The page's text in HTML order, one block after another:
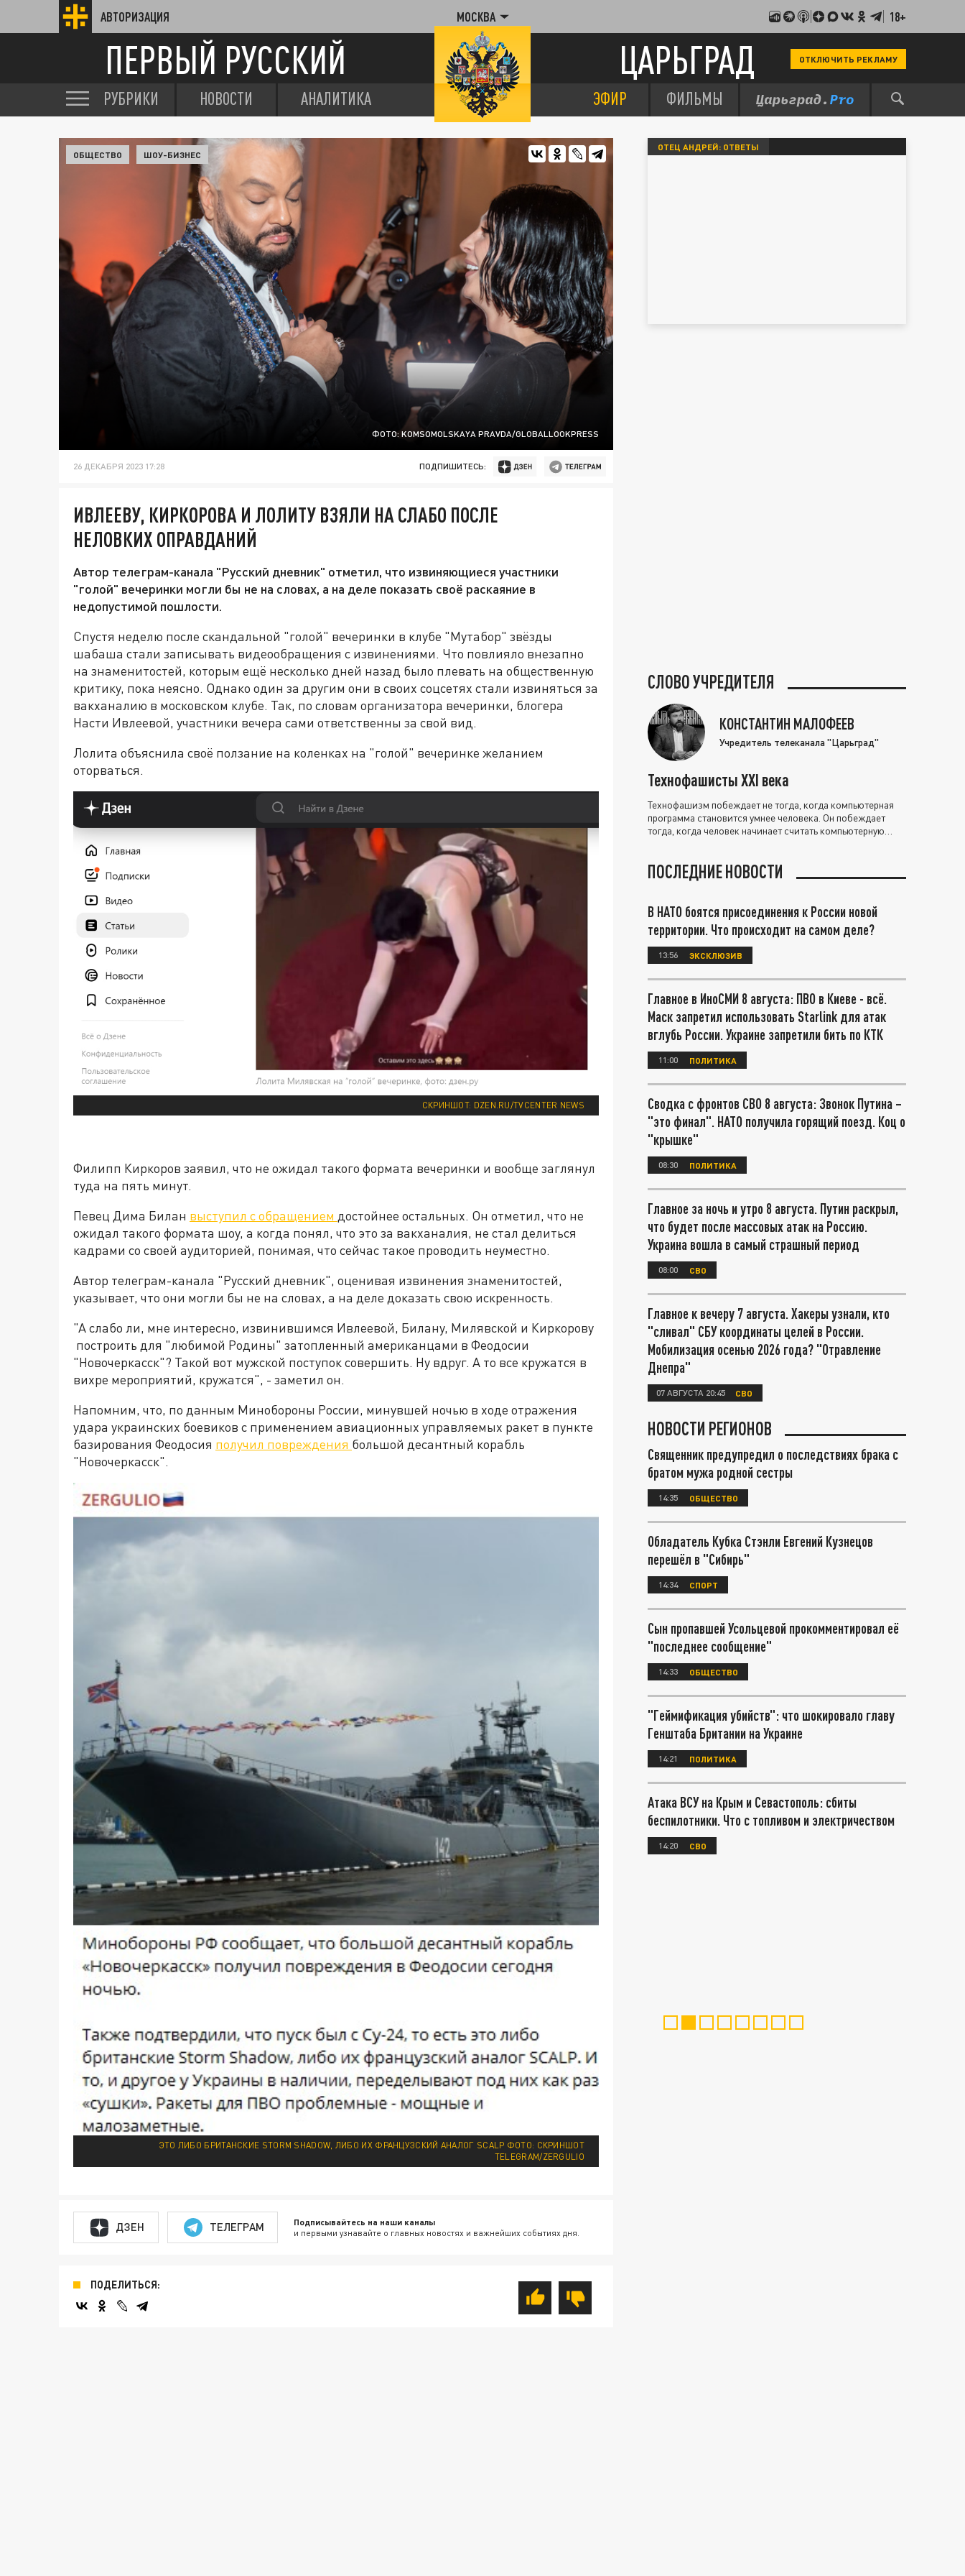
АВТОРИЗАЦИЯ МОСКВА 18+
ПЕРВЫЙ РУССКИЙ ЦАРЬГРАД ОТКЛЮЧИТЬ РЕКЛАМУ
РУБРИКИ НОВОСТИ АНАЛИТИКА ЭФИР ФИЛЬМЫ
ФОТО: KOMSOMOLSKAYA PRAVDA/GLOBALLOOKPRESS
ОБЩЕСТВО ШОУ-БИЗНЕС
26 ДЕКАБРЯ 2023 17:28 ПОДПИШИТЕСЬ:
ИВЛЕЕВУ, КИРКОРОВА И ЛОЛИТУ ВЗЯЛИ НА СЛАБО ПОСЛЕ
НЕЛОВКИХ ОПРАВДАНИЙ
Автор телеграм-канала "Русский дневник" отметил, что извиняющиеся участники
"голой" вечеринки могли бы не на словах, а на деле показать своё раскаяние в
недопустимой пошлости.
Спустя неделю после скандальной "голой" вечеринки в клубе "Мутабор" звёзды
шабаша стали записывать видеообращения с извинениями. Что повлияло внезапно
на знаменитостей, которым ещё несколько дней назад было плевать на общественную
критику, пока неясно. Однако один за другим они в своих соцсетях стали извиняться за
вакханалию в московском клубе. Так, по словам организатора вечеринки, блогера
Насти Ивлеевой, участники вечера сами ответственны за свой вид.
Лолита объяснила своё ползание на коленках на "голой" вечеринке желанием
оторваться.
СКРИНШОТ: DZEN.RU/TVCENTER NEWS
Филипп Киркоров заявил, что не ожидал такого формата вечеринки и вообще заглянул
туда на пять минут.
Певец Дима Билан выступил с обращением достойнее остальных. Он отметил, что не
ожидал такого формата шоу, а когда понял, что это за вакханалия, не стал делиться
кадрами со своей аудиторией, понимая, что сейчас такое проводить неуместно.
Автор телеграм-канала "Русский дневник", оценивая извинения знаменитостей,
указывает, что они могли бы не на словах, а на деле доказать свою искренность.
"А слабо ли, мне интересно, извинившимся Ивлеевой, Билану, Милявской и Киркорову
построить для "любимой Родины" затопленный американцами в Феодосии
"Новочеркасск"? Такой вот мужской поступок совершить. Ну вдруг. А то все кружатся в
вихре мероприятий, кружатся", - заметил он.
Напомним, что, по данным Минобороны России, минувшей ночью в ходе отражения
удара украинских боевиков с применением авиационных управляемых ракет в пункте
базирования Феодосия получил повреждения большой десантный корабль
"Новочеркасск".
ЭТО ЛИБО БРИТАНСКИЕ STORM SHADOW, ЛИБО ИХ ФРАНЦУЗСКИЙ АНАЛОГ SCALP ФОТО: СКРИНШОТ
TELEGRAM/ZERGULIO
ДЗЕН ТЕЛЕГРАМ Подписывайтесь на наши каналы
и первыми узнавайте о главных новостях и важнейших событиях дня.
ПОДЕЛИТЬСЯ:
ОТЕЦ АНДРЕЙ: ОТВЕТЫ
СЛОВО УЧРЕДИТЕЛЯ
КОНСТАНТИН МАЛОФЕЕВ
Учредитель телеканала "Царьград"
Технофашисты XXI века
Технофашизм побеждает не тогда, когда компьютерная
программа становится умнее человека. Он побеждает
тогда, когда человек начинает считать компьютерную
ПОСЛЕДНИЕ НОВОСТИ
В НАТО боятся присоединения к России новой
территории. Что происходит на самом деле?
13:56 ЭКСКЛЮЗИВ
Главное в ИноСМИ 8 августа: ПВО в Киеве - всё.
Маск запретил использовать Starlink для атак
вглубь России. Украине запретили бить по КТК
11:00 ПОЛИТИКА
Сводка с фронтов СВО 8 августа: Звонок Путина –
"это финал". НАТО получила горящий поезд. Коц о
"крышке"
08:30 ПОЛИТИКА
Главное за ночь и утро 8 августа. Путин раскрыл,
что будет после массовых атак на Россию.
Украина вошла в самый страшный период
08:00 СВО
Главное к вечеру 7 августа. Хакеры узнали, кто
"сливал" СБУ координаты целей в России.
Мобилизация осенью 2026 года? "Отравление
Днепра"
07 АВГУСТА 20:45 СВО
НОВОСТИ РЕГИОНОВ
Священник предупредил о последствиях брака с
братом мужа родной сестры
14:35 ОБЩЕСТВО
Обладатель Кубка Стэнли Евгений Кузнецов
перешёл в "Сибирь"
14:34 СПОРТ
Сын пропавшей Усольцевой прокомментировал её
"последнее сообщение"
14:33 ОБЩЕСТВО
"Геймификация убийств": что шокировало главу
Генштаба Британии на Украине
14:21 ПОЛИТИКА
Атака ВСУ на Крым и Севастополь: сбиты
беспилотники. Что с топливом и электричеством
14:20 СВО